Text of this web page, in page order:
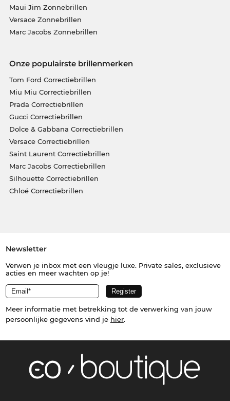
Maui Jim Zonnebrillen
Versace Zonnebrillen
Marc Jacobs Zonnebrillen
Onze populairste brillenmerken
Tom Ford Correctiebrillen
Miu Miu Correctiebrillen
Prada Correctiebrillen
Gucci Correctiebrillen
Dolce & Gabbana Correctiebrillen
Versace Correctiebrillen
Saint Laurent Correctiebrillen
Marc Jacobs Correctiebrillen
Silhouette Correctiebrillen
Chloé Correctiebrillen
Newsletter
Verwen je inbox met een vleugje luxe. Private sales, exclusieve
acties en meer wachten op je!
Meer informatie met betrekking tot de verwerking van jouw
persoonlijke gegevens vind je hier.